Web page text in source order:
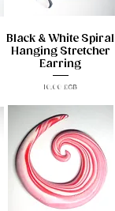
Black & White Spiral
Hanging Stretcher
Earring
Prix
10,00 £GB